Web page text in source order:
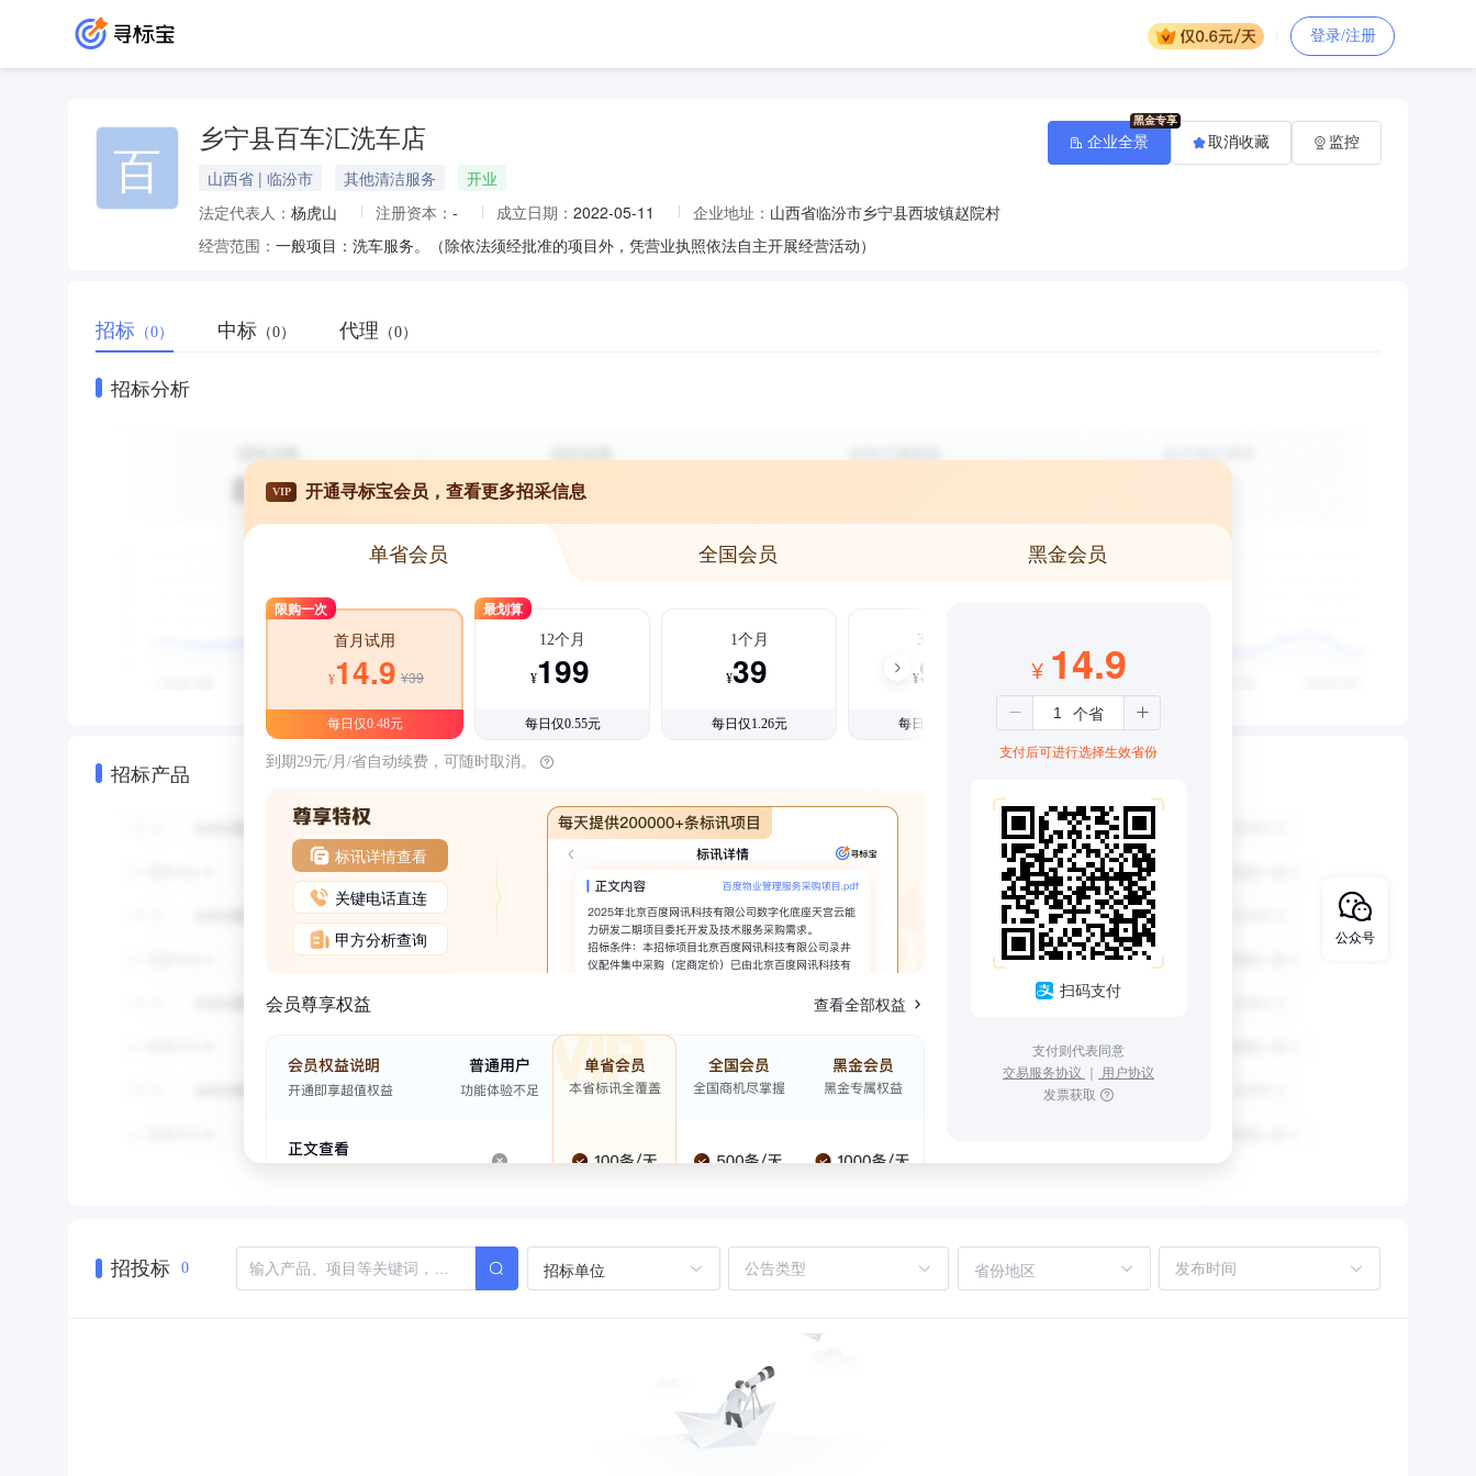
登录/注册
百 乡宁县百车汇洗车店
山西省 | 临汾市 其他清洁服务
开业
法定代表人： 杨虎山 注册资本： - 成立日期： 2022-05-11 企业地址： 山西省临汾市乡宁县西坡镇赵院村
经营范围： 一般项目：洗车服务。（除依法须经批准的项目外，凭营业执照依法自主开展经营活动）
企业全景 取消收藏 监控
招标 （0） 中标 （0） 代理 （0）
招标分析
招标产品
VIP 开通寻标宝会员，查看更多招采信息
单省会员 全国会员 黑金会员
限购一次
首月试用
¥14.9 ¥39
每日仅0.48元
最划算
12个月
¥199
每日仅0.55元
1个月
¥39
每日仅1.26元
3个月
¥99
每日仅1.08元
到期29元/月/省自动续费，可随时取消。
标讯详情查看
关键电话直连
甲方分析查询
会员尊享权益 查看全部权益
¥ 14.9
支付后可进行选择生效省份
扫码支付
支付则代表同意
交易服务协议 ｜ 用户协议
发票获取
招投标 0 招标单位 省份地区
公众号